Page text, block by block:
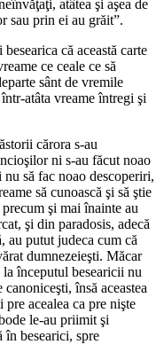
atâtea şi aşea de
sau prin ei au grăit”.
că această carte
ce ceale ce să
sânt de vremile
atâta vreame întregi şi
cărora s-au
ni s-au făcut noao
nu să fac noao descoperiri,
să cunoască şi să ştie
şi mai înainte au
şi din paradosis, adecă
au putut judeca cum că
dumnezeieşti. Măcar
la începutul besearicii nu
însă aceastea
acealea ca pre nişte
le-au priimit şi
în besearici, spre